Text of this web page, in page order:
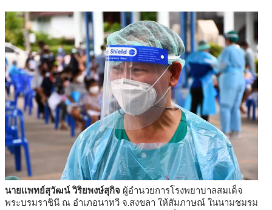
นายแพทย์สุวัฒน์ วิริยพงษ์สุกิจ ผู้อำนวยการโรงพยาบาลสมเด็จ
พระบรมราชินี ณ อำเภอนาทวี จ.สงขลา ให้สัมภาษณ์ ในนามชมรม